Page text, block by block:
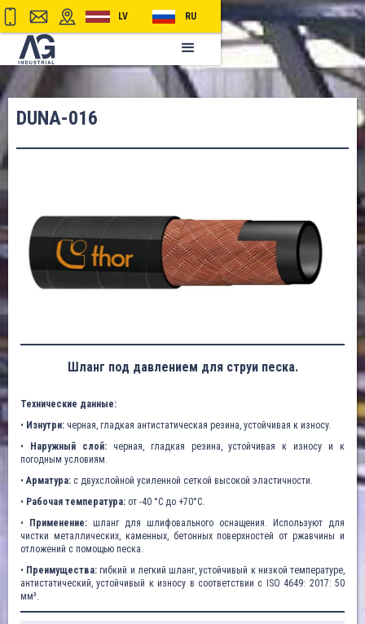
LV RU
DUNA-016
Шланг под давлением для струи песка.
Технические данные:
• Изнутри: черная, гладкая антистатическая резина, устойчивая к износу.
•
Наружный слой:черная, гладкая резина, устойчивая к износу и к
погодным условиям.
•Арматура: с двухслойной усиленной сеткой высокой эластичности.
• Рабочая температура: от -40 °C до +70°C.
•
Применение: шланг для шлифовального оснащения. Используют для
чистки металлических, каменных, бетонных поверхностей от ржавчины и
отложений с помощью песка.
• Преимущества: гибкий и легкий шланг, устойчивый к низкой температуре,
антистатический, устойчивый к износу в соответствии с ISO 4649: 2017: 50
мм³.